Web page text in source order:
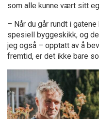
som alle kunne vært sitt
– Når du går rundt i
spesiell byggeskikk, og
jeg også – opptatt av å
fremtid, er det ikke bare